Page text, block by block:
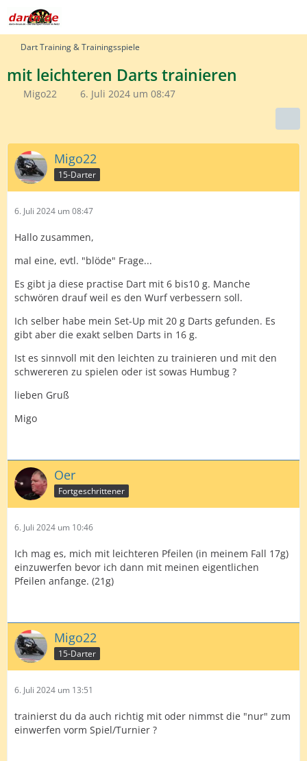
Dart Training & Trainingsspiele
mit leichteren Darts trainieren
Migo22 6. Juli 2024 um 08:47
Migo22
15-Darter
6. Juli 2024 um 08:47
Hallo zusammen,
mal eine, evtl. "blöde" Frage...
Es gibt ja diese practise Dart mit 6 bis10 g. Manche
schwören drauf weil es den Wurf verbessern soll.
Ich selber habe mein Set-Up mit 20 g Darts gefunden. Es
gibt aber die exakt selben Darts in 16 g.
Ist es sinnvoll mit den leichten zu trainieren und mit den
schwereren zu spielen oder ist sowas Humbug ?
lieben Gruß
Migo
Oer
Fortgeschrittener
6. Juli 2024 um 10:46
Ich mag es, mich mit leichteren Pfeilen (in meinem Fall 17g)
einzuwerfen bevor ich dann mit meinen eigentlichen
Pfeilen anfange. (21g)
Migo22
15-Darter
6. Juli 2024 um 13:51
trainierst du da auch richtig mit oder nimmst die "nur" zum
einwerfen vorm Spiel/Turnier ?